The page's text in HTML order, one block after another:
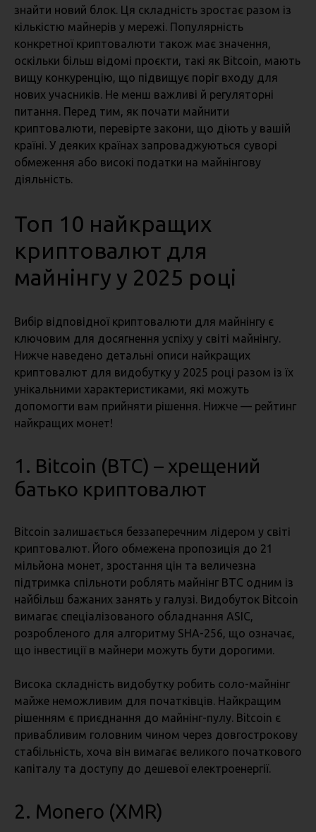
знайти новий блок. Ця складність зростає разом із
кількістю майнерів у мережі. Популярність
конкретної криптовалюти також має значення,
оскільки більш відомі проєкти, такі як Bitcoin, мають
вищу конкуренцію, що підвищує поріг входу для
нових учасників. Не менш важливі й регуляторні
питання. Перед тим, як почати майнити
криптовалюти, перевірте закони, що діють у вашій
країні. У деяких країнах запроваджуються суворі
обмеження або високі податки на майнінгову
діяльність.
Топ 10 найкращих
криптовалют для
майнінгу у 2025 році
Вибір відповідної криптовалюти для майнінгу є
ключовим для досягнення успіху у світі майнінгу.
Нижче наведено детальні описи найкращих
криптовалют для видобутку у 2025 році разом із їх
унікальними характеристиками, які можуть
допомогти вам прийняти рішення. Нижче — рейтинг
найкращих монет!
1. Bitcoin (BTC) – хрещений
батько криптовалют
Bitcoin залишається беззаперечним лідером у світі
криптовалют. Його обмежена пропозиція до 21
мільйона монет, зростання цін та величезна
підтримка спільноти роблять майнінг BTC одним із
найбільш бажаних занять у галузі. Видобуток Bitcoin
вимагає спеціалізованого обладнання ASIC,
розробленого для алгоритму SHA-256, що означає,
що інвестиції в майнери можуть бути дорогими.
Висока складність видобутку робить соло-майнінг
майже неможливим для початківців. Найкращим
рішенням є приєднання до майнінг-пулу. Bitcoin є
привабливим головним чином через довгострокову
стабільність, хоча він вимагає великого початкового
капіталу та доступу до дешевої електроенергії.
2. Monero (XMR)